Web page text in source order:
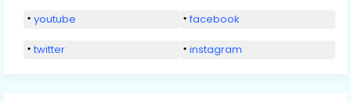
youtube facebook
twitter instagram